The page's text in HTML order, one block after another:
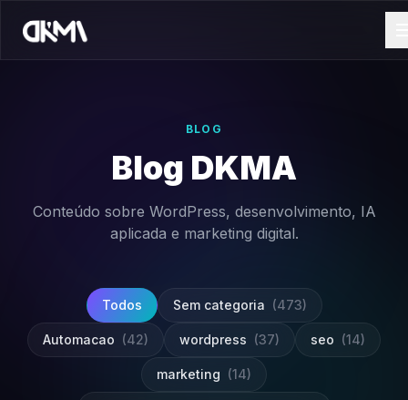
BLOG
Blog DKMA
Conteúdo sobre WordPress, desenvolvimento, IA
aplicada e marketing digital.
Todos Sem categoria (473)
Automacao (42) wordpress (37) seo (14)
marketing (14)